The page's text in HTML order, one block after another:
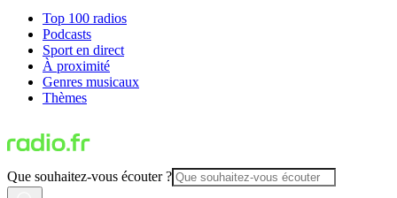
Top 100 radios
Podcasts
Sport en direct
À proximité
Genres musicaux
Thèmes
Que souhaitez-vous écouter ?